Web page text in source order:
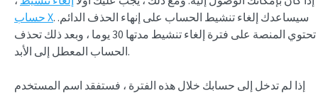
حساب X. سيساعدك إلغاء تنشيط الحساب على إنهاء الحذف الدائم.
تحتوي المنصة على فترة إلغاء تنشيط مدتها 30 يوما ، وبعد ذلك تحذف
الحساب المعطل إلى الأبد.
إذا لم تدخل إلى حسابك خلال هذه الفترة ، فستفقد اسم المستخدم